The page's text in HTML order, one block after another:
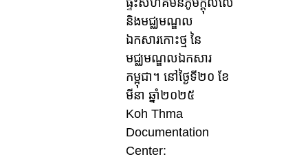
ផ្ទះសហគមន៍ភូមិក្ដុលលើ
និងមជ្ឈមណ្ឌល
ឯកសារកោះថ្ម នៃ
មជ្ឈមណ្ឌលឯកសារ
កម្ពុជា។ នៅថ្ងៃទី២០ ខែ
មីនា ឆ្នាំ២០២៥
Koh Thma
Documentation
Center: